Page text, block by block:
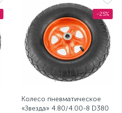
-25%
Колесо пневматическое
«Звезда» 4.80/4.00-8 D380